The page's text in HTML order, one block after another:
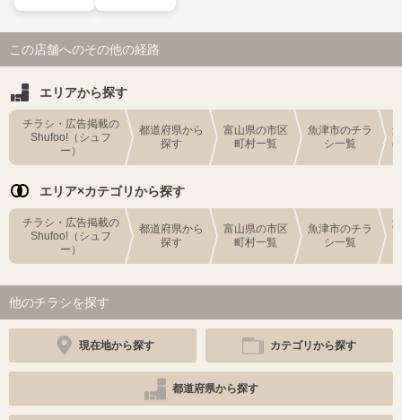
この店舗へのその他の経路
エリアから探す
チラシ・広告掲載の
Shufoo!（シュフ
ー）
都道府県から
探す
富山県の市区
町村一覧
魚津市のチラ
シ一覧
エリア×カテゴリから探す
チラシ・広告掲載の
Shufoo!（シュフ
ー）
都道府県から
探す
富山県の市区
町村一覧
魚津市のチラ
シ一覧
他のチラシを探す
現在地から探す カテゴリから探す
都道府県から探す